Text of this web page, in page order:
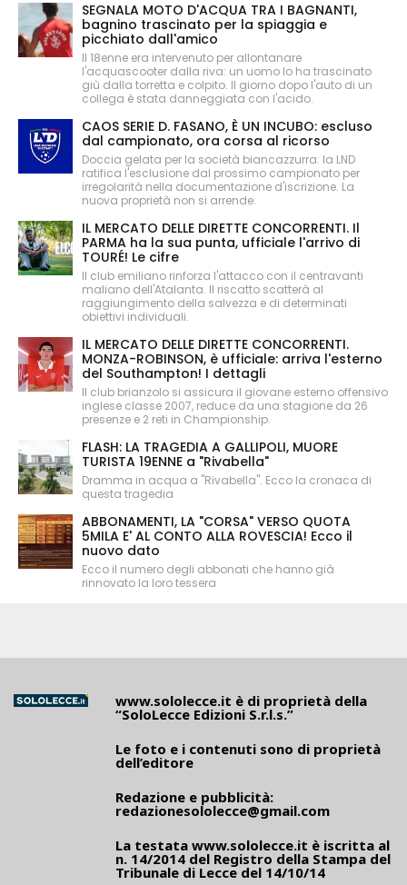
SEGNALA MOTO D'ACQUA TRA I BAGNANTI,
bagnino trascinato per la spiaggia e
picchiato dall'amico
Il 18enne era intervenuto per allontanare
l'acquascooter dalla riva: un uomo lo ha trascinato
giù dalla torretta e colpito. Il giorno dopo l'auto di un
collega è stata danneggiata con l'acido.
CAOS SERIE D. FASANO, È UN INCUBO: escluso
dal campionato, ora corsa al ricorso
Doccia gelata per la società biancazzurra: la LND
ratifica l'esclusione dal prossimo campionato per
irregolarità nella documentazione d'iscrizione. La
nuova proprietà non si arrende.
IL MERCATO DELLE DIRETTE CONCORRENTI. Il
PARMA ha la sua punta, ufficiale l'arrivo di
TOURÉ! Le cifre
Il club emiliano rinforza l'attacco con il centravanti
maliano dell'Atalanta. Il riscatto scatterà al
raggiungimento della salvezza e di determinati
obiettivi individuali.
IL MERCATO DELLE DIRETTE CONCORRENTI.
MONZA-ROBINSON, è ufficiale: arriva l'esterno
del Southampton! I dettagli
Il club brianzolo si assicura il giovane esterno offensivo
inglese classe 2007, reduce da una stagione da 26
presenze e 2 reti in Championship.
FLASH: LA TRAGEDIA A GALLIPOLI, MUORE
TURISTA 19ENNE a "Rivabella"
Dramma in acqua a "Rivabella". Ecco la cronaca di
questa tragedia
ABBONAMENTI, LA "CORSA" VERSO QUOTA
5MILA E' AL CONTO ALLA ROVESCIA! Ecco il
nuovo dato
Ecco il numero degli abbonati che hanno già
rinnovato la loro tessera
www.sololecce.it è di proprietà della
“SoloLecce Edizioni S.r.l.s.”
Le foto e i contenuti sono di proprietà
dell’editore
Redazione e pubblicità:
redazionesololecce@gmail.com
La testata www.sololecce.it è iscritta al
n. 14/2014 del Registro della Stampa del
Tribunale di Lecce del 14/10/14